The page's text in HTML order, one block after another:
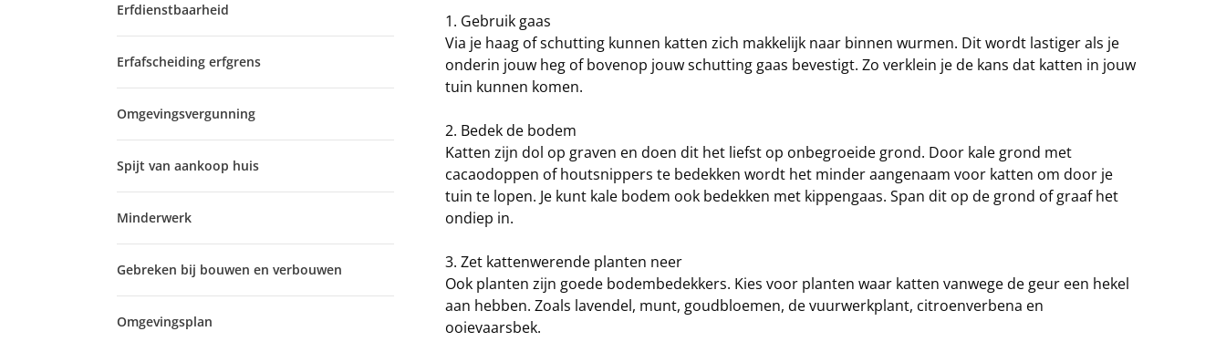
Erfdienstbaarheid
Erfafscheiding erfgrens
Omgevingsvergunning
Spijt van aankoop huis
Minderwerk
Gebreken bij bouwen en verbouwen
Omgevingsplan
1. Gebruik gaas
Via je haag of schutting kunnen katten zich makkelijk naar binnen wurmen. Dit wordt lastiger als je
onderin jouw heg of bovenop jouw schutting gaas bevestigt. Zo verklein je de kans dat katten in jouw
tuin kunnen komen.
2. Bedek de bodem
Katten zijn dol op graven en doen dit het liefst op onbegroeide grond. Door kale grond met
cacaodoppen of houtsnippers te bedekken wordt het minder aangenaam voor katten om door je
tuin te lopen. Je kunt kale bodem ook bedekken met kippengaas. Span dit op de grond of graaf het
ondiep in.
3. Zet kattenwerende planten neer
Ook planten zijn goede bodembedekkers. Kies voor planten waar katten vanwege de geur een hekel
aan hebben. Zoals lavendel, munt, goudbloemen, de vuurwerkplant, citroenverbena en
ooievaarsbek.